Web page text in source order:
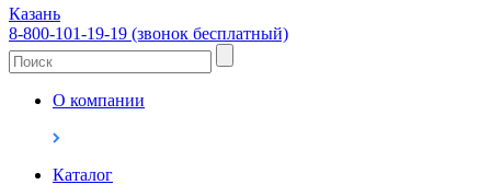
Казань
8-800-101-19-19 (звонок бесплатный)
О компании
Каталог